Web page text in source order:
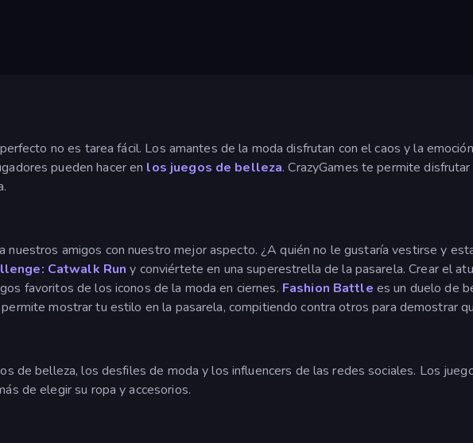
no es tarea fácil. Los amantes de la moda disfrutan con el caos y la
pueden hacer en los juegos de belleza. CrazyGames te permite
nuestros amigos con nuestro mejor aspecto. ¿A quién no le gustaría vestirse y
Catwalk Run y conviértete en una superestrella de la pasarela. Crear el
favoritos de los iconos de la moda en ciernes. Fashion Battle es un duelo de
mostrar tu estilo en la pasarela, compitiendo contra otros para demostrar
de belleza, los desfiles de moda y los influencers de las redes sociales. Los
de elegir su ropa y accesorios.